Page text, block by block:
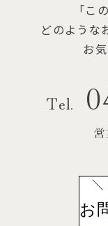
「こ
どのような
お
Tel.
＼
お